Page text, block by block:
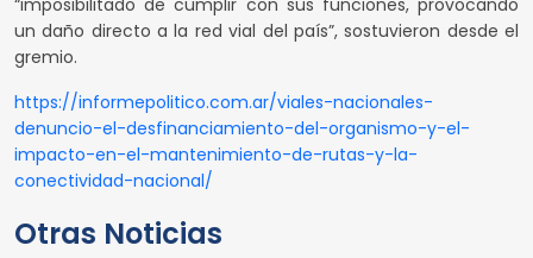
“imposibilitado de cumplir con sus funciones, provocando
un daño directo a la red vial del país”, sostuvieron desde el
gremio.
https://informepolitico.com.ar/viales-nacionales-
denuncio-el-desfinanciamiento-del-organismo-y-el-
impacto-en-el-mantenimiento-de-rutas-y-la-
conectividad-nacional/
Otras Noticias